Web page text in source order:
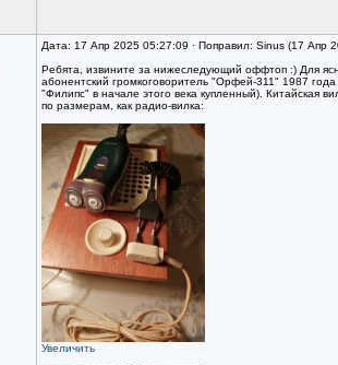
Дата: 17 Апр 2025 05:27:09 · Поправил: Sinus (17 Апр
Ребята, извините за нижеследующий оффтоп :) Для
абонентский громкоговоритель "Орфей-311" 1987 года
"Филипс" в начале этого века купленный). Китайская
по размерам, как радио-вилка:
Увеличить